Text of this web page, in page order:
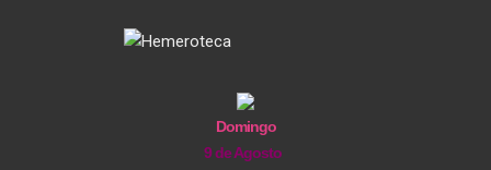
Domingo
9 de Agosto